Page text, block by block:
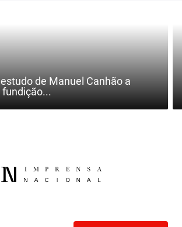
de Manuel Canhão a